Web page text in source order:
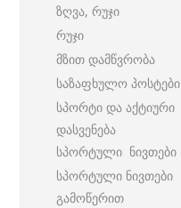
ზღვა, რუჯი
რუჯი
მზით დამწვრობა
საზაფხულო პოსტები
სპორტი და აქტიური
დასვენება
სპორტული ნივთები
სპორტული ნივთები
გამოწერით